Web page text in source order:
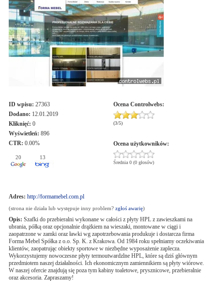
ID wpisu: 27363
Dodano: 12.01.2019
Kliknięć: 0
Wyświetleń: 896
CTR: 0.00%
20 13
Ocena Controlwebs:
(3/5)
Ocena użytkowników:
Średnia 0 (0 głosów)
Adres: http://formamebel.com.pl
(strona nie działa lub występuje inny problem? zgłoś awarię)
Opis: Szafki do przebieralni wykonane w całości z płyty HPL z zawieszkami na
ubrania, półką oraz opcjonalnie drążkiem na wieszaki, montowane w ciągi i
zaopatrzone w zamki oraz ławki wg zapotrzebowania produkuje i dostarcza firma
Forma Mebel Spółka z o.o. Sp. K. z Krakowa. Od 1984 roku spełniamy oczekiwania
klientów, zaopatrując obiekty sportowe w niezbędne wyposażenie zaplecza.
Wykorzystujemy nowoczesne płyty termoutwardzlne HPL, które są dziś głównym
przedmiotem naszej działalności. Ich ekonomicznym zamiennikiem są płyty wiórowe.
W naszej ofercie znajdują się poza tym kabiny toaletowe, prysznicowe, przebieralnie
oraz akcesoria. Zapraszamy!